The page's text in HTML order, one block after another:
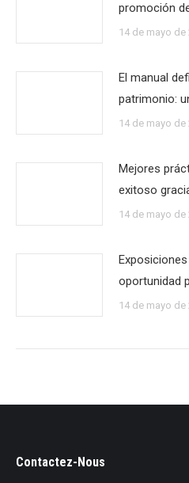
promoción
14 de mayo de
El manual
patrimonio:
14 de mayo de
Mejores
exitoso
14 de mayo de
oportunidad
14 de mayo de
Contactez-Nous